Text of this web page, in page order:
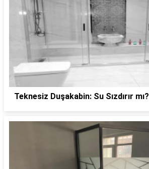
Teknesiz Duşakabin: Su Sızdırır mı?